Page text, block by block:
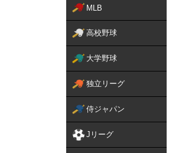
MLB
高校野球
大学野球
独立リーグ
侍ジャパン
Jリーグ